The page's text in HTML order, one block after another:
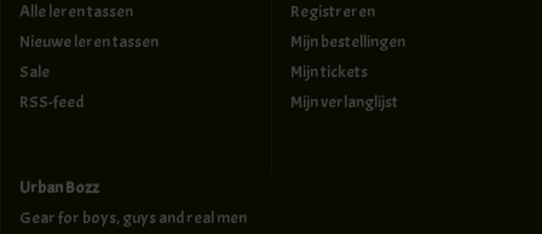
Alle leren tassen
Nieuwe leren tassen
Sale
RSS-feed
Registreren
Mijn bestellingen
Mijn tickets
Mijn verlanglijst
Urban Bozz
Gear for boys, guys and real men